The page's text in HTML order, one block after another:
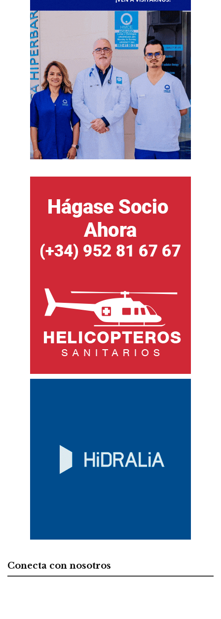
Conecta con nosotros